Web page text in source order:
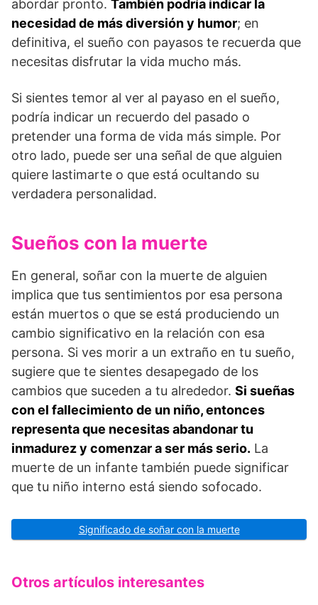
abordar pronto. También podría indicar la
necesidad de más diversión y humor; en
definitiva, el sueño con payasos te recuerda que
necesitas disfrutar la vida mucho más.
Si sientes temor al ver al payaso en el sueño,
podría indicar un recuerdo del pasado o
pretender una forma de vida más simple. Por
otro lado, puede ser una señal de que alguien
quiere lastimarte o que está ocultando su
verdadera personalidad.
Sueños con la muerte
En general, soñar con la muerte de alguien
implica que tus sentimientos por esa persona
están muertos o que se está produciendo un
cambio significativo en la relación con esa
persona. Si ves morir a un extraño en tu sueño,
sugiere que te sientes desapegado de los
cambios que suceden a tu alrededor. Si sueñas
con el fallecimiento de un niño, entonces
representa que necesitas abandonar tu
inmadurez y comenzar a ser más serio. La
muerte de un infante también puede significar
que tu niño interno está siendo sofocado.
Significado de soñar con la muerte
Otros artículos interesantes